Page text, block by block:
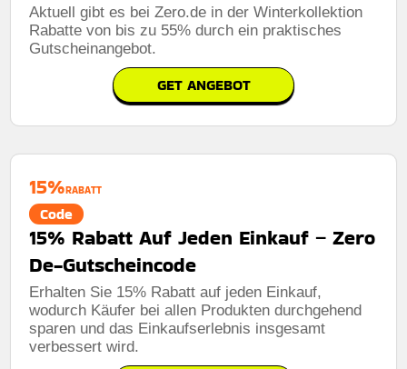
Aktuell gibt es bei Zero.de in der Winterkollektion
Rabatte von bis zu 55% durch ein praktisches
Gutscheinangebot.
GET ANGEBOT
15%RABATT
Code
15% Rabatt Auf Jeden Einkauf – Zero
De-Gutscheincode
Erhalten Sie 15% Rabatt auf jeden Einkauf,
wodurch Käufer bei allen Produkten durchgehend
sparen und das Einkaufserlebnis insgesamt
verbessert wird.